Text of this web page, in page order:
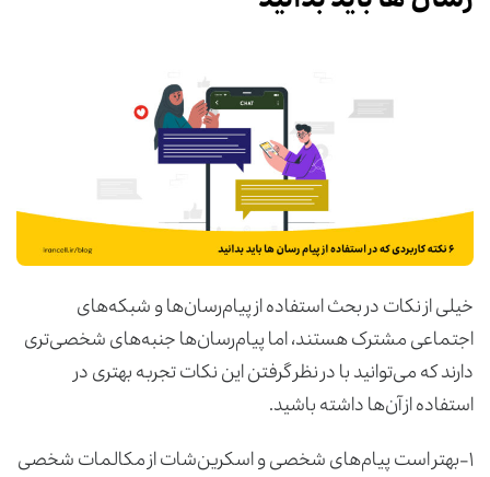
خیلی از نکات در بحث استفاده از پیام‌رسان‌ها و شبکه‌های
اجتماعی مشترک هستند، اما پیام‌رسان‌ها جنبه‌های شخصی‌تری
دارند که می‌توانید با در نظر گرفتن این نکات تجربه بهتری در
استفاده از آن‌ها داشته باشید.
۱-بهتر است پیام‌های شخصی و اسکرین‌شات از مکالمات شخصی